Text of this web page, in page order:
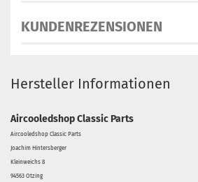
KUNDENREZENSIONEN
Hersteller Informationen
Aircooledshop Classic Parts
Aircooledshop Classic Parts
Joachim Hintersberger
Kleinweichs 8
94563 Otzing